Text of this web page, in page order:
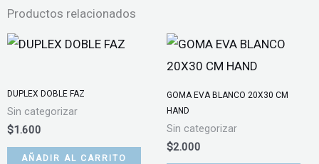
Productos relacionados
DUPLEX DOBLE FAZ
Sin categorizar
$1.600
AÑADIR AL CARRITO
GOMA EVA BLANCO 20X30 CM
HAND
Sin categorizar
$2.000